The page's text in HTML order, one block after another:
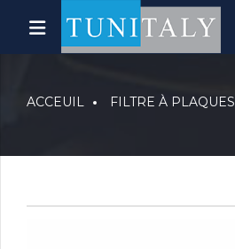
ACCEUIL FILTRE À PLAQUES